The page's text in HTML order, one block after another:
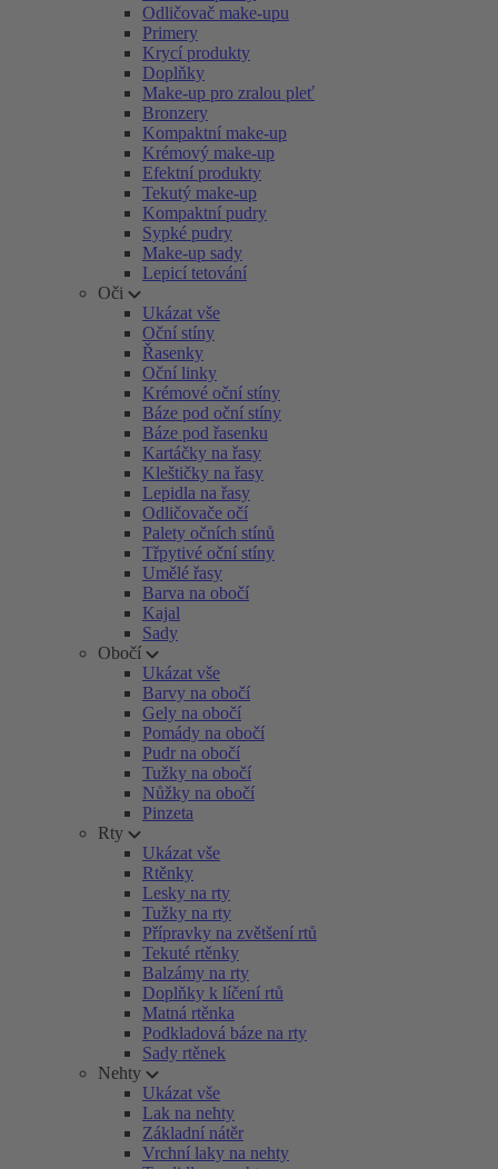
Odličovač make-upu
Primery
Krycí produkty
Doplňky
Make-up pro zralou pleť
Bronzery
Kompaktní make-up
Krémový make-up
Efektní produkty
Tekutý make-up
Kompaktní pudry
Sypké pudry
Make-up sady
Lepicí tetování
Oči
Ukázat vše
Oční stíny
Řasenky
Oční linky
Krémové oční stíny
Báze pod oční stíny
Báze pod řasenku
Kartáčky na řasy
Kleštičky na řasy
Lepidla na řasy
Odličovače očí
Palety očních stínů
Třpytivé oční stíny
Umělé řasy
Barva na obočí
Kajal
Sady
Obočí
Ukázat vše
Barvy na obočí
Gely na obočí
Pomády na obočí
Pudr na obočí
Tužky na obočí
Nůžky na obočí
Pinzeta
Rty
Ukázat vše
Rtěnky
Lesky na rty
Tužky na rty
Přípravky na zvětšení rtů
Tekuté rtěnky
Balzámy na rty
Doplňky k líčení rtů
Matná rtěnka
Podkladová báze na rty
Sady rtěnek
Nehty
Ukázat vše
Lak na nehty
Základní nátěr
Vrchní laky na nehty